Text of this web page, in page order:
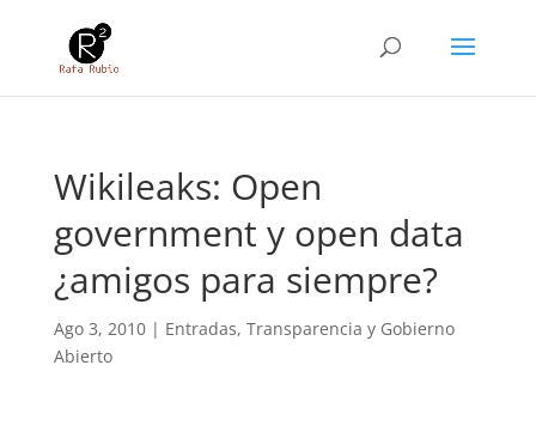
Wikileaks: Open
government y open data
¿amigos para siempre?
Ago 3, 2010| Entradas, Transparencia y Gobierno
Abierto